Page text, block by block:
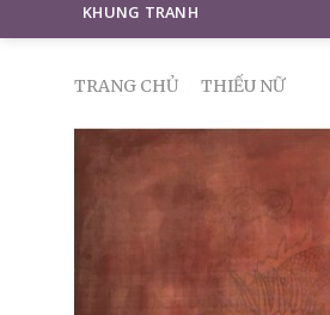
KHUNG TRANH
TRANG CHỦ THIẾU NỮ